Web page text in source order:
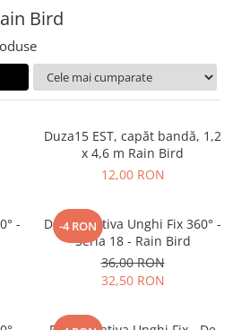
bateriiBird
Duza15 EST, capăt bandă, 1,2
x 4,6 m Rain Bird
12,00 RON
-
-4 RON
Duza rotativa Unghi Fix 360° -
Seria 18 - Rain Bird
36,00 RON
32,50 RON